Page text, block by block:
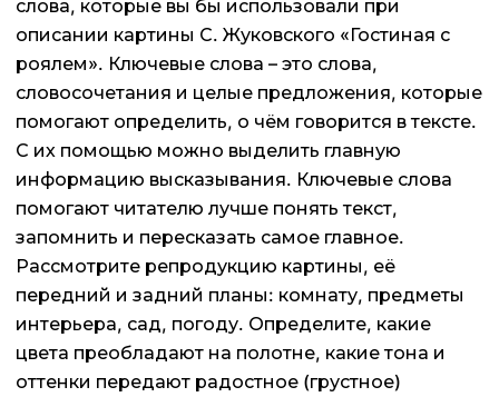
слова, которые вы бы использовали при
описании картины С. Жуковского «Гостиная с
роялем». Ключевые слова – это слова,
словосочетания и целые предложения, которые
помогают определить, о чём говорится в тексте.
С их помощью можно выделить главную
информацию высказывания. Ключевые слова
помогают читателю лучше понять текст,
запомнить и пересказать самое главное.
Рассмотрите репродукцию картины, её
передний и задний планы: комнату, предметы
интерьера, сад, погоду. Определите, какие
цвета преобладают на полотне, какие тона и
оттенки передают радостное (грустное)